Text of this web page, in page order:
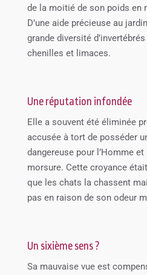
de la moitié de son poids en
D’une aide précieuse au
grande diversité
chenilles et limaces.
Une réputation infondée
Elle a souvent été éliminée
accusée à tort de posséder
dangereuse pour l’Homme
morsure. Cette croyance
que les chats la chassent
pas en raison de son odeur
Un sixième sens ?
Sa mauvaise vue est